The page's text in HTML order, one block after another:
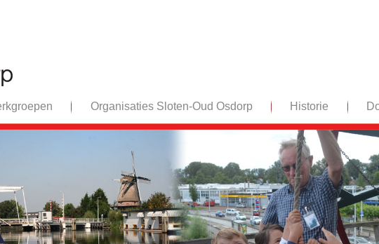
Organisaties Sloten-Oud Osdorp Historie